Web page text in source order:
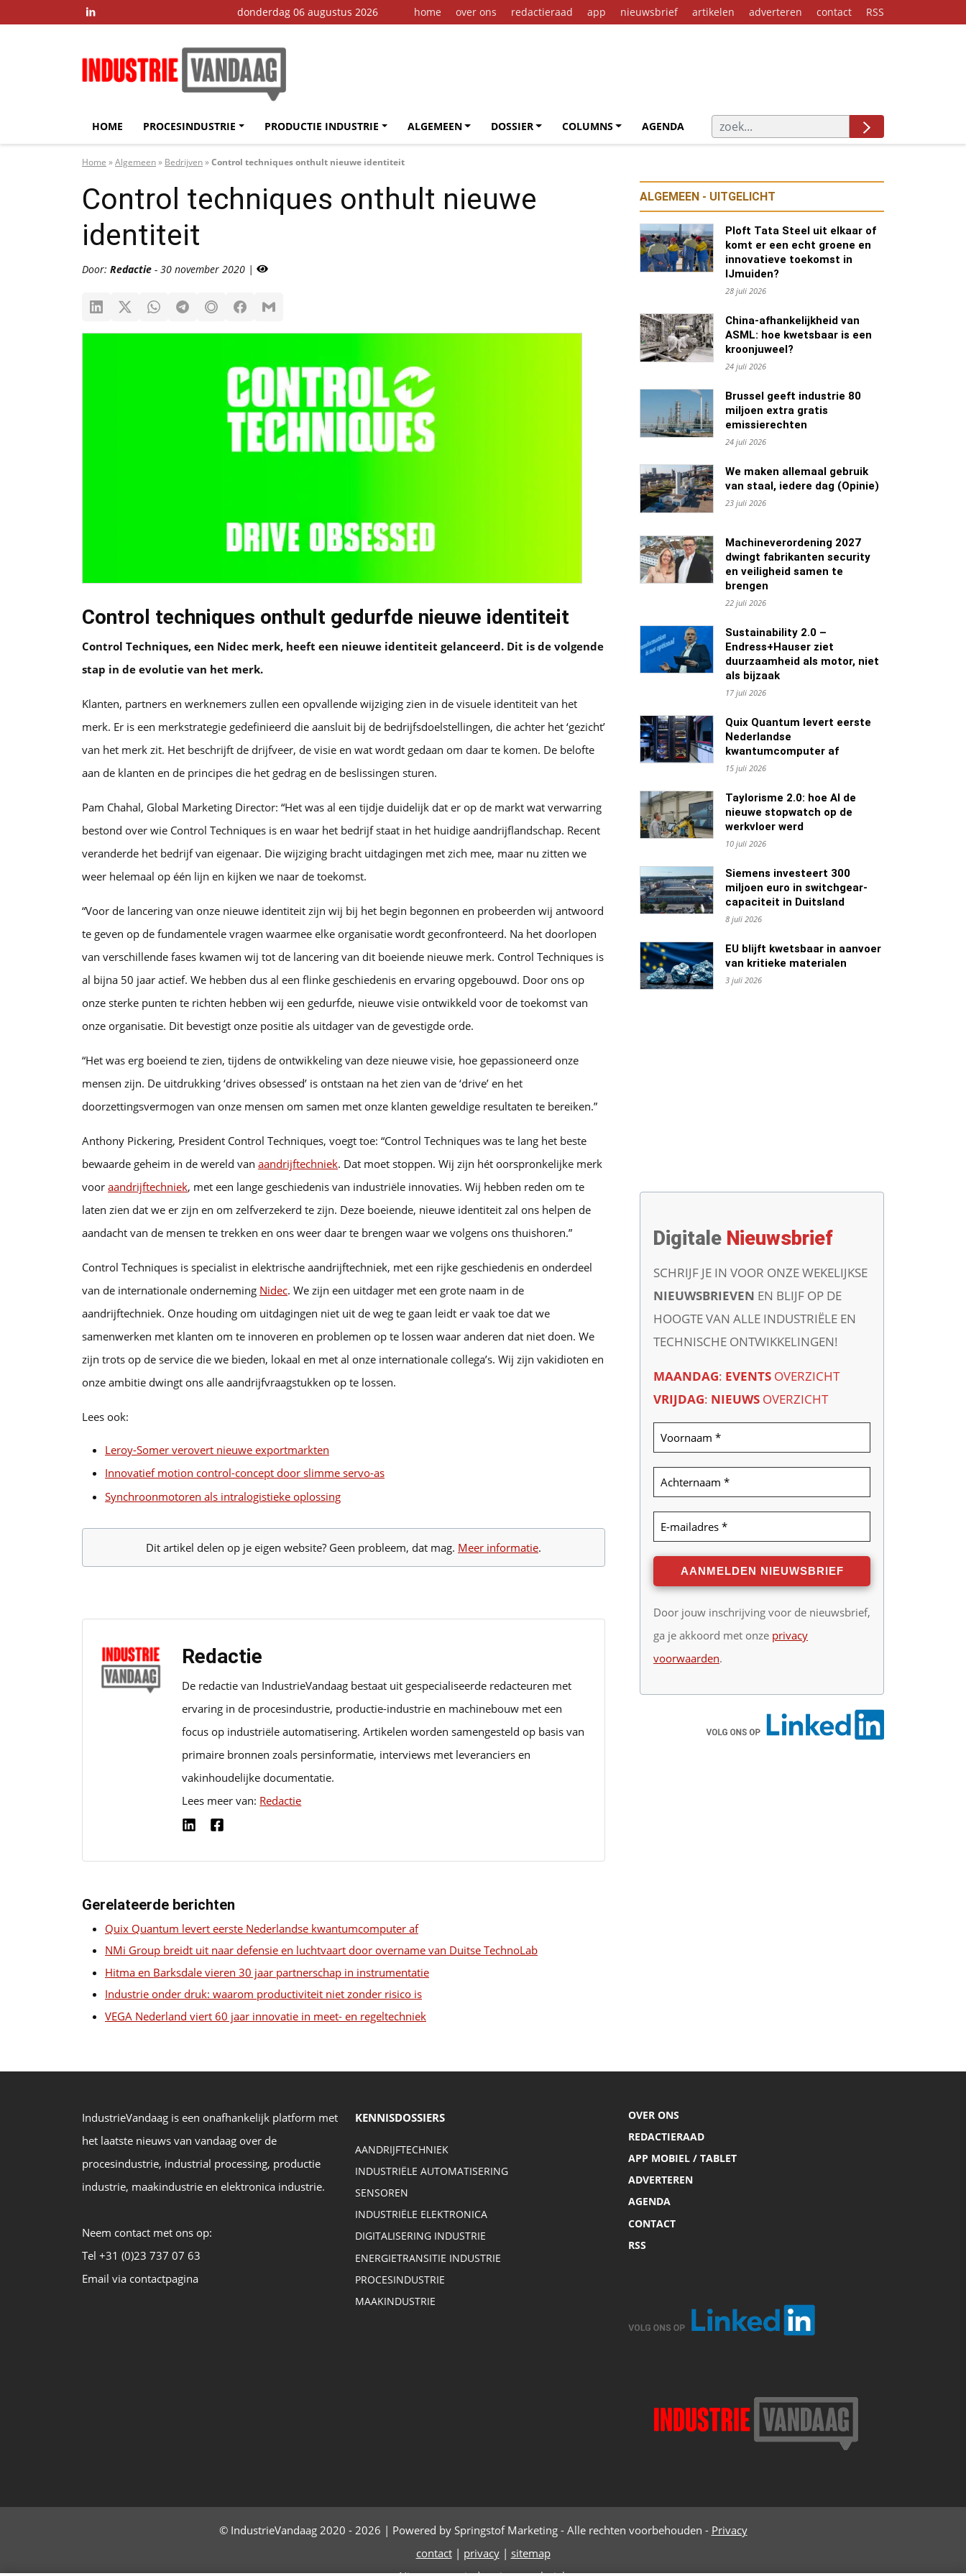
 donderdag 06 augustus 2026 home over ons redactieraad app nieuwsbrief artikelen adverteren contact RSS
HOME PROCESINDUSTRIE PRODUCTIE INDUSTRIE ALGEMEEN DOSSIER COLUMNS AGENDA
Home »Algemeen» Bedrijven»Control techniques onthult nieuwe identiteit
Control techniques onthult nieuwe
identiteit
Door: Redactie - 30 november 2020 |
Control techniques onthult gedurfde nieuwe identiteit
Control Techniques, een Nidec merk, heeft een nieuwe identiteit gelanceerd. Dit is de volgende
stap in de evolutie van het merk.
Klanten, partners en werknemers zullen een opvallende wijziging zien in de visuele identiteit van het
merk. Er is een merkstrategie gedefinieerd die aansluit bij de bedrijfsdoelstellingen, die achter het ‘gezicht’
van het merk zit. Het beschrijft de drijfveer, de visie en wat wordt gedaan om daar te komen. De belofte
aan de klanten en de principes die het gedrag en de beslissingen sturen.
Pam Chahal, Global Marketing Director: “Het was al een tijdje duidelijk dat er op de markt wat verwarring
bestond over wie Control Techniques is en waar het bedrijf staat in het huidige aandrijflandschap. Recent
veranderde het bedrijf van eigenaar. Die wijziging bracht uitdagingen met zich mee, maar nu zitten we
weer helemaal op één lijn en kijken we naar de toekomst.
“Voor de lancering van onze nieuwe identiteit zijn wij bij het begin begonnen en probeerden wij antwoord
te geven op de fundamentele vragen waarmee elke organisatie wordt geconfronteerd. Na het doorlopen
van verschillende fases kwamen wij tot de lancering van dit boeiende nieuwe merk. Control Techniques is
al bijna 50 jaar actief. We hebben dus al een flinke geschiedenis en ervaring opgebouwd. Door ons op
onze sterke punten te richten hebben wij een gedurfde, nieuwe visie ontwikkeld voor de toekomst van
onze organisatie. Dit bevestigt onze positie als uitdager van de gevestigde orde.
“Het was erg boeiend te zien, tijdens de ontwikkeling van deze nieuwe visie, hoe gepassioneerd onze
mensen zijn. De uitdrukking ‘drives obsessed’ is ontstaan na het zien van de ‘drive’ en het
doorzettingsvermogen van onze mensen om samen met onze klanten geweldige resultaten te bereiken.”
Anthony Pickering, President Control Techniques, voegt toe: “Control Techniques was te lang het beste
bewaarde geheim in de wereld van aandrijftechniek. Dat moet stoppen. Wij zijn hét oorspronkelijke merk
voor aandrijftechniek, met een lange geschiedenis van industriële innovaties. Wij hebben reden om te
laten zien dat we er zijn en om zelfverzekerd te zijn. Deze boeiende, nieuwe identiteit zal ons helpen de
aandacht van de mensen te trekken en ons weer daar te brengen waar we volgens ons thuishoren.”
Control Techniques is specialist in elektrische aandrijftechniek, met een rijke geschiedenis en onderdeel
van de internationale onderneming Nidec. We zijn een uitdager met een grote naam in de
aandrijftechniek. Onze houding om uitdagingen niet uit de weg te gaan leidt er vaak toe dat we
samenwerken met klanten om te innoveren en problemen op te lossen waar anderen dat niet doen. We
zijn trots op de service die we bieden, lokaal en met al onze internationale collega’s. Wij zijn vakidioten en
onze ambitie dwingt ons alle aandrijfvraagstukken op te lossen.
Lees ook:
Leroy-Somer verovert nieuwe exportmarkten
Innovatief motion control-concept door slimme servo-as
Synchroonmotoren als intralogistieke oplossing
Dit artikel delen op je eigen website? Geen probleem, dat mag. Meer informatie.
Redactie
De redactie van IndustrieVandaag bestaat uit gespecialiseerde redacteuren met
ervaring in de procesindustrie, productie-industrie en machinebouw met een
focus op industriële automatisering. Artikelen worden samengesteld op basis van
primaire bronnen zoals persinformatie, interviews met leveranciers en
vakinhoudelijke documentatie.
Lees meer van: Redactie
Gerelateerde berichten
Quix Quantum levert eerste Nederlandse kwantumcomputer af
NMi Group breidt uit naar defensie en luchtvaart door overname van Duitse TechnoLab
Hitma en Barksdale vieren 30 jaar partnerschap in instrumentatie
Industrie onder druk: waarom productiviteit niet zonder risico is
VEGA Nederland viert 60 jaar innovatie in meet- en regeltechniek
ALGEMEEN - UITGELICHT
Ploft Tata Steel uit elkaar of
komt er een echt groene en
innovatieve toekomst in
IJmuiden?
28 juli 2026
China-afhankelijkheid van
ASML: hoe kwetsbaar is een
kroonjuweel?
24 juli 2026
Brussel geeft industrie 80
miljoen extra gratis
emissierechten
24 juli 2026
We maken allemaal gebruik
van staal, iedere dag (Opinie)
23 juli 2026
Machineverordening 2027
dwingt fabrikanten security
en veiligheid samen te
brengen
22 juli 2026
Sustainability 2.0 –
Endress+Hauser ziet
duurzaamheid als motor, niet
als bijzaak
17 juli 2026
Quix Quantum levert eerste
Nederlandse
kwantumcomputer af
15 juli 2026
Taylorisme 2.0: hoe AI de
nieuwe stopwatch op de
werkvloer werd
10 juli 2026
Siemens investeert 300
miljoen euro in switchgear-
capaciteit in Duitsland
8 juli 2026
EU blijft kwetsbaar in aanvoer
van kritieke materialen
3 juli 2026
Digitale Nieuwsbrief
SCHRIJF JE IN VOOR ONZE WEKELIJKSE
NIEUWSBRIEVEN EN BLIJF OP DE
HOOGTE VAN ALLE INDUSTRIËLE EN
TECHNISCHE ONTWIKKELINGEN!
MAANDAG: EVENTS OVERZICHT
VRIJDAG: NIEUWS OVERZICHT
Door jouw inschrijving voor de nieuwsbrief,
ga je akkoord met onze privacy
voorwaarden.
IndustrieVandaag is een onafhankelijk platform met
het laatste nieuws van vandaag over de
procesindustrie, industrial processing, productie
industrie, maakindustrie en elektronica industrie.
Neem contact met ons op:
Tel +31 (0)23 737 07 63
Email via contactpagina
KENNISDOSSIERS
AANDRIJFTECHNIEK
INDUSTRIËLE AUTOMATISERING
SENSOREN
INDUSTRIËLE ELEKTRONICA
DIGITALISERING INDUSTRIE
ENERGIETRANSITIE INDUSTRIE
PROCESINDUSTRIE
MAAKINDUSTRIE
OVER ONS
REDACTIERAAD
APP MOBIEL / TABLET
ADVERTEREN
AGENDA
CONTACT
RSS
© IndustrieVandaag 2020 - 2026 | Powered by Springstof Marketing - Alle rechten voorbehouden - Privacy
contact| privacy| sitemap